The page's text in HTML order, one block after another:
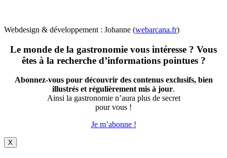
Webdesign & développement : Johanne (webarcana.fr)
Le monde de la gastronomie vous intéresse ? Vous
êtes à la recherche d’informations pointues ?
Abonnez-vous pour découvrir des contenus exclusifs, bien
illustrés et régulièrement mis à jour.
Ainsi la gastronomie n’aura plus de secret
pour vous !
Je m’abonne !
X